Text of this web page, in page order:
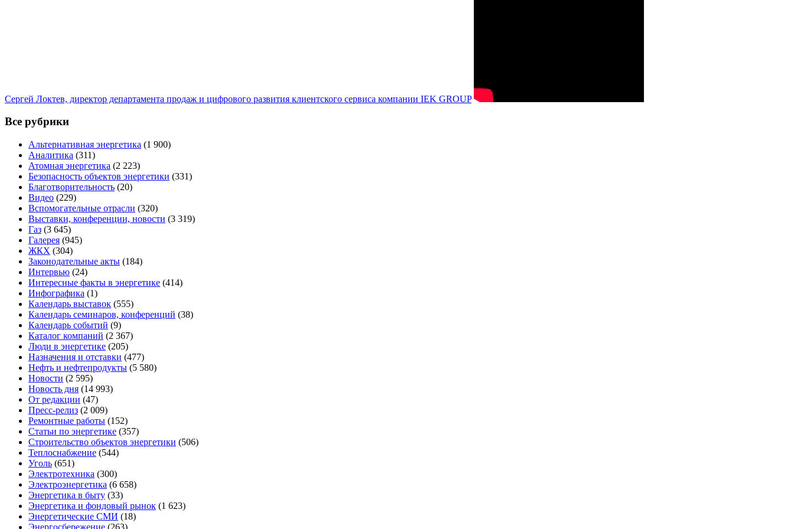
Сергей Локтев, директор департамента продаж и цифрового развития клиентского сервиса компании IEK GROUP
Все рубрики
Альтернативная энергетика (1 900)
Аналитика (311)
Атомная энергетика (2 223)
Безопасность объектов энергетики (331)
Благотворительность (20)
Видео (229)
Вспомогательные отрасли (320)
Выставки, конференции, новости (3 319)
Газ (3 645)
Галерея (945)
ЖКХ (304)
Законодательные акты (184)
Интервью (24)
Интересные факты в энергетике (414)
Инфографика (1)
Календарь выставок (555)
Календарь семинаров, конференций (38)
Календарь событий (9)
Каталог компаний (2 367)
Люди в энергетике (205)
Назначения и отставки (477)
Нефть и нефтепродукты (5 580)
Новости (2 595)
Новость дня (14 993)
От редакции (47)
Пресс-релиз (2 009)
Ремонтные работы (152)
Статьи по энергетике (357)
Строительство объектов энергетики (506)
Теплоснабжение (544)
Уголь (651)
Электротехника (300)
Электроэнергетика (6 658)
Энергетика в быту (33)
Энергетика и фондовый рынок (1 623)
Энергетические СМИ (18)